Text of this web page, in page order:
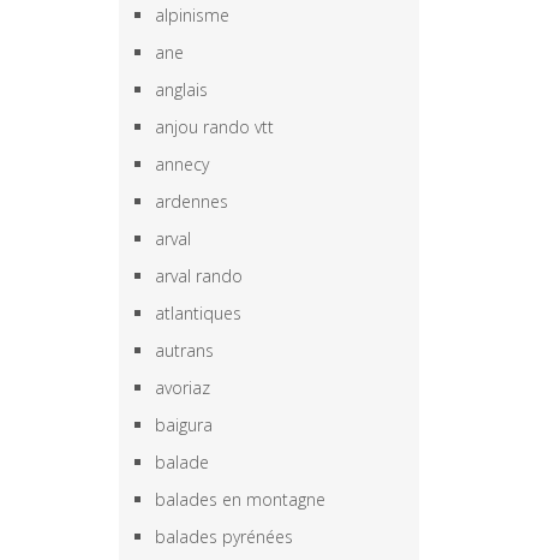
alpinisme
ane
anglais
anjou rando vtt
annecy
ardennes
arval
arval rando
atlantiques
autrans
avoriaz
baigura
balade
balades en montagne
balades pyrénées